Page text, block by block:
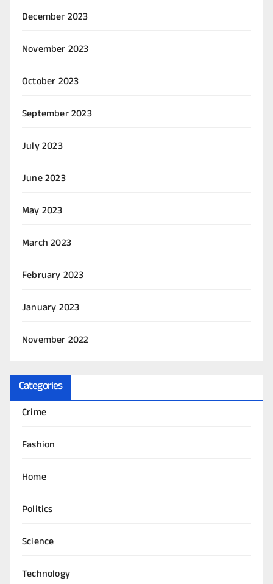
December 2023
November 2023
October 2023
September 2023
July 2023
June 2023
May 2023
March 2023
February 2023
January 2023
November 2022
Categories
Crime
Fashion
Home
Politics
Science
Technology